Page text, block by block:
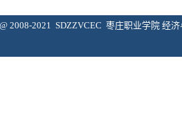
2008-2021 SDZZVCEC 枣庄职业学院